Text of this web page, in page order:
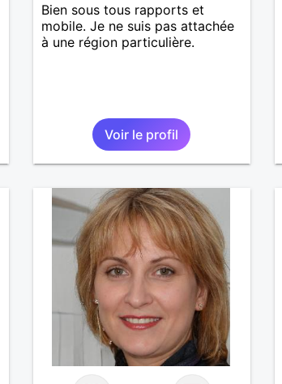
Bien sous tous rapports et
mobile. Je ne suis pas attachée
à une région particulière.
Voir le profil